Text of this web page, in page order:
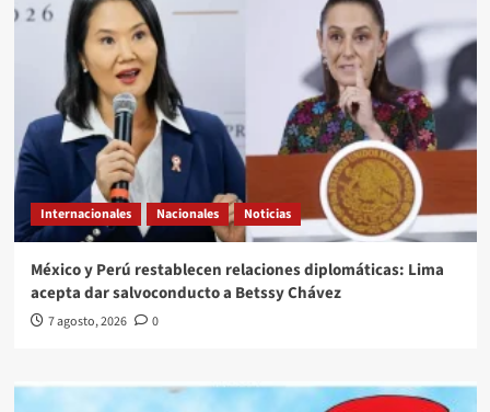
Internacionales Nacionales Noticias
México y Perú restablecen relaciones diplomáticas: Lima
acepta dar salvoconducto a Betssy Chávez
7 agosto, 2026 0